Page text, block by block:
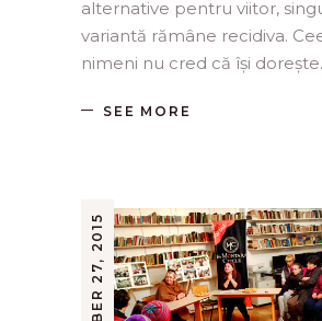
alternative pentru viitor,
variantă rămâne recidiva.
nimeni nu cred că își dorește.
SEE MORE